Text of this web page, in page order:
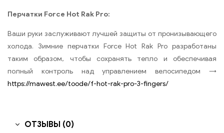
Перчатки Force Hot Rak Pro:
Ваши руки заслуживают лучшей защиты от пронизывающего
холода. Зимние перчатки Force Hot Rak Pro разработаны
таким образом, чтобы сохранять тепло и обеспечивая
полный контроль над управлением велосипедом →
https://mawest.ee/toode/f-hot-rak-pro-3-fingers/
ОТЗЫВЫ (0)